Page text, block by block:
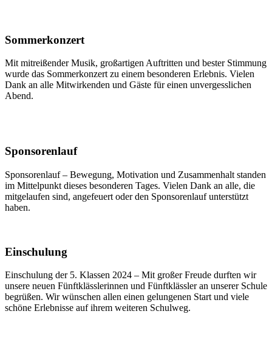
Sommerkonzert
Mit mitreißender Musik, großartigen Auftritten und bester Stimmung
wurde das Sommerkonzert zu einem besonderen Erlebnis. Vielen
Dank an alle Mitwirkenden und Gäste für einen unvergesslichen
Abend.
Sponsorenlauf
Sponsorenlauf – Bewegung, Motivation und Zusammenhalt standen
im Mittelpunkt dieses besonderen Tages. Vielen Dank an alle, die
mitgelaufen sind, angefeuert oder den Sponsorenlauf unterstützt
haben.
Einschulung
Einschulung der 5. Klassen 2024 – Mit großer Freude durften wir
unsere neuen Fünftklässlerinnen und Fünftklässler an unserer Schule
begrüßen. Wir wünschen allen einen gelungenen Start und viele
schöne Erlebnisse auf ihrem weiteren Schulweg.